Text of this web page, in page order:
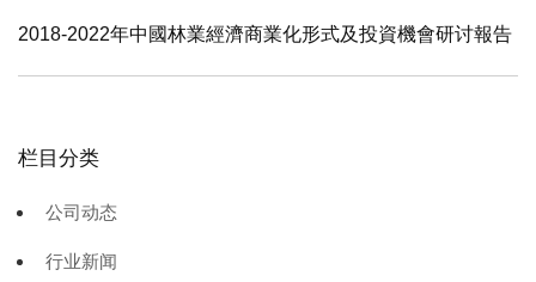
2018-2022年中國林業經濟商業化形式及投資機會研讨報告
栏目分类
公司动态
行业新闻